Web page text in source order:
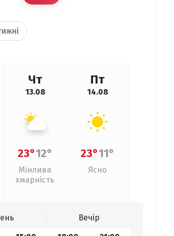
Чт
13.08
23°12°
Мінлива
хмарність
Пт
14.08
23°11°
Ясно
Вечір